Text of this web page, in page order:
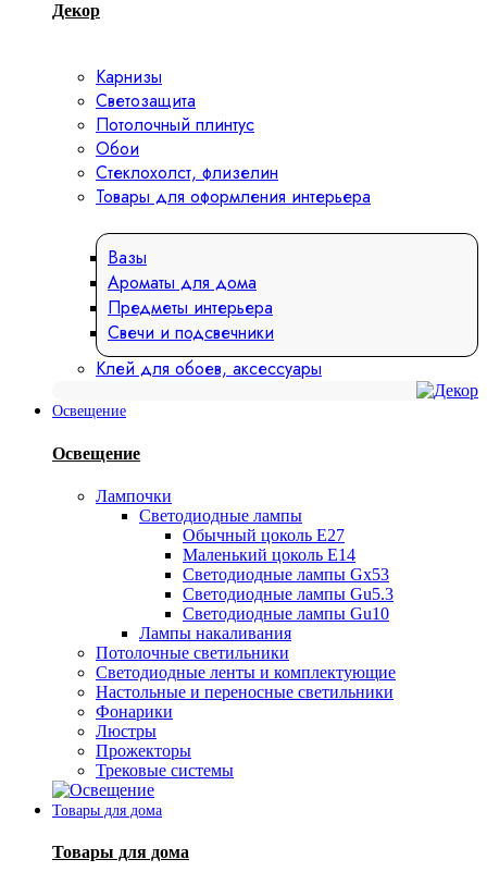
Декор
Карнизы
Светозащита
Потолочный плинтус
Обои
Стеклохолст, флизелин
Товары для оформления интерьера
Вазы
Ароматы для дома
Предметы интерьера
Свечи и подсвечники
Клей для обоев, аксессуары
Освещение
Освещение
Лампочки
Светодиодные лампы
Обычный цоколь Е27
Маленький цоколь Е14
Светодиодные лампы Gx53
Светодиодные лампы Gu5.3
Светодиодные лампы Gu10
Лампы накаливания
Потолочные светильники
Светодиодные ленты и комплектующие
Настольные и переносные светильники
Фонарики
Люстры
Прожекторы
Трековые системы
Товары для дома
Товары для дома